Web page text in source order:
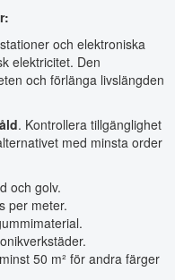
och elektroniska
elektricitet. Den
och förlänga livslängden
. Kontrollera tillgänglighet
med minsta order
och golv.
per meter.
50 m² för andra färger